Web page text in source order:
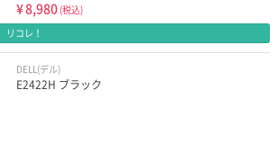
¥8,980 (税込)
リコレ！
DELL(デル)
E2422H ブラック